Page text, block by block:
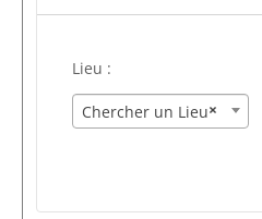
Lieu :
×
Chercher un Lieu